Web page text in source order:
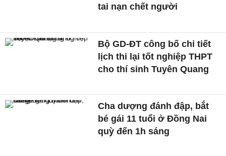
tai nạn chết người
Bộ GD-ĐT công bố chi tiết
lịch thi lại tốt nghiệp THPT
cho thí sinh Tuyên Quang
Cha dượng đánh đập, bắt
bé gái 11 tuổi ở Đồng Nai
quỳ đến 1h sáng